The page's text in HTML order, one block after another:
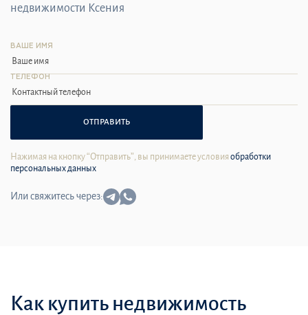
недвижимости Ксения
ВАШЕ ИМЯ
ТЕЛЕФОН
ОТПРАВИТЬ
Нажимая на кнопку “Отправить”, вы принимаете условия обработки
персональных данных
Или свяжитесь через:
Как купить недвижимость